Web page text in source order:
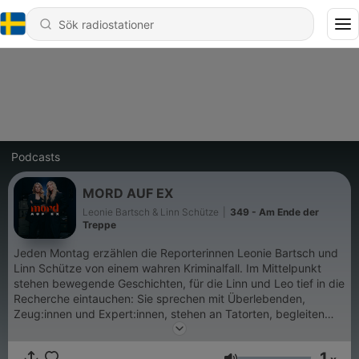
Podcasts
MORD AUF EX
Leonie Bartsch & Linn Schütze
349 - Am Ende der
Treppe
Jeden Montag erzählen die Reporterinnen Leonie Bartsch und
Linn Schütze von einem wahren Kriminalfall. Im Mittelpunkt
stehen bewegende Geschichten, für die Linn und Leo tief in die
Recherche eintauchen: Sie sprechen mit Überlebenden,
Zeug:innen und Expert:innen, stehen an Tatorten, begleiten
Prozesse im Gerichtssaal und arbeiten sich durch